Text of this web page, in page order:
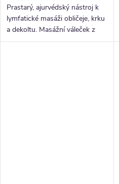
Prastarý, ajurvédský nástroj k
lymfatické masáži obličeje, krku
a dekoltu. Masážní váleček z
pravého jadeitu.